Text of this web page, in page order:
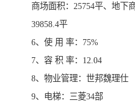
商场面积：25754平、地下
39858.4平
6、使 用 率：75%
7、容 积 率：12.04
8、物业管理：世邦魏理仕
9、电梯：三菱34部